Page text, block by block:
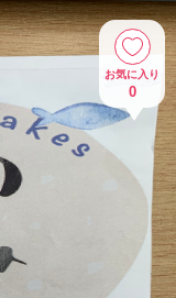
お気に入り
0